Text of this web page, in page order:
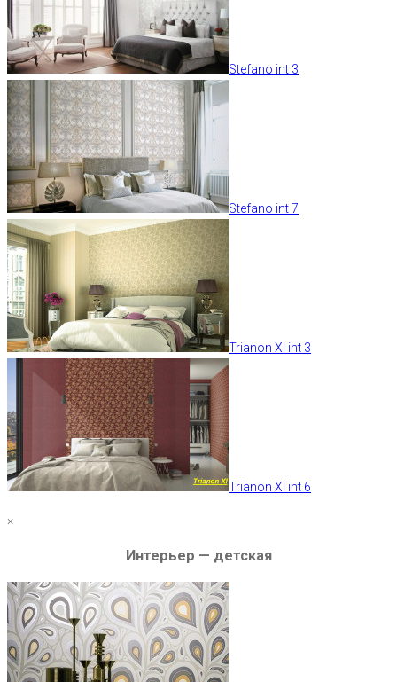
Stefano int 3
Stefano int 7
Trianon XI int 3
Trianon XI int 6
×
Интерьер — детская